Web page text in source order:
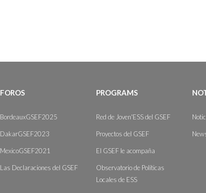
FOROS
BordeauxGSEF2025
DakarGSEF2023
MexicoGSEF2021
Las Declaraciones del GSEF
PROGRAMS
Red de Joven'ESS del GSEF
Proyectos del GSEF
El GSEF le acompaña
Observatorio de Políticas
Locales de ESS